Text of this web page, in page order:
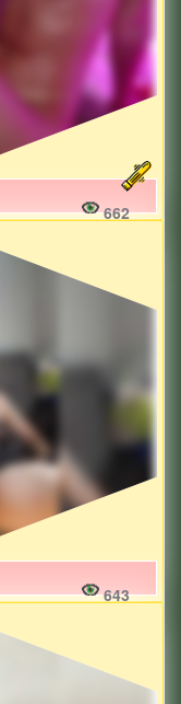
662
643